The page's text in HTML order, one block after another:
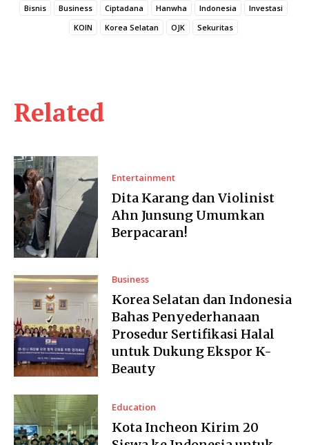
Bisnis
Business Ciptadana Hanwha Indonesia
Investasi
KOIN
Korea Selatan OJK Sekuritas
Related
Entertainment
Dita Karang dan Violinist
Ahn Junsung Umumkan
Berpacaran!
Business
Korea Selatan dan Indonesia
Bahas Penyederhanaan
Prosedur Sertifikasi Halal
untuk Dukung Ekspor K-
Beauty
Education
Kota Incheon Kirim 20